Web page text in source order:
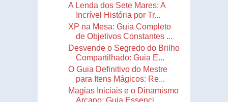
A Lenda dos Sete Mares: A
Incrível História por Tr...
XP na Mesa: Guia Completo
de Objetivos Constantes ...
Desvende o Segredo do Brilho
Compartilhado: Guia E...
O Guia Definitivo do Mestre
para Itens Mágicos: Re...
Magias Iniciais e o Dinamismo
Arcano: Guia Essenci...